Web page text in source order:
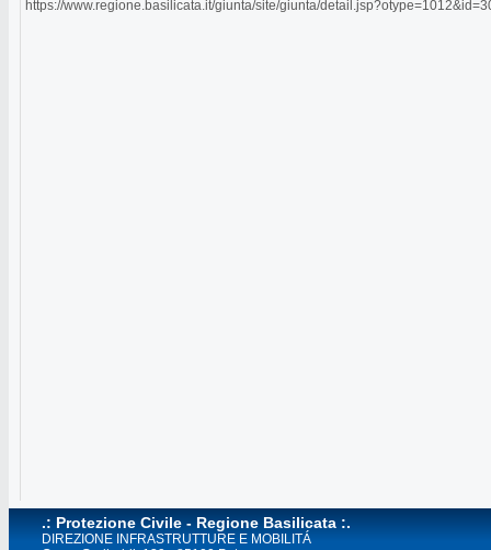
https://www.regione.basilicata.it/giunta/site/giunta/
.: Protezione Civile - Regione Basilicata :.
DIREZIONE INFRASTRUTTURE E MOBILITÁ